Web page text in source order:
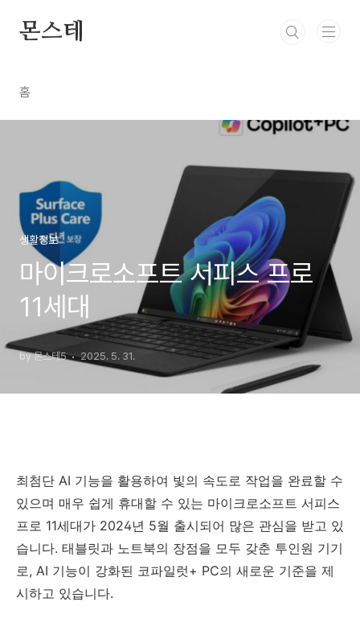
몬스테
홈
생활정보
마이크로소프트 서피스 프로
11세대
by 몬스테5 2025. 5. 31.
최첨단 AI 기능을 활용하여 빛의 속도로 작업을 완료할 수
있으며 매우 쉽게 휴대할 수 있는 마이크로소프트 서피스
프로 11세대가 2024년 5월 출시되어 많은 관심을 받고 있
습니다. 태블릿과 노트북의 장점을 모두 갖춘 투인원 기기
로, AI 기능이 강화된 코파일럿+ PC의 새로운 기준을 제
시하고 있습니다.